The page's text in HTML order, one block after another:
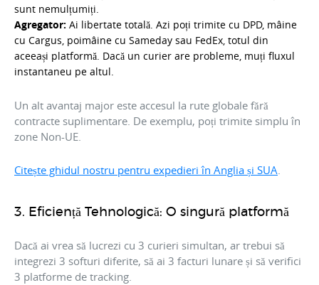
sunt nemulțumiți.
Agregator: Ai libertate totală. Azi poți trimite cu DPD, mâine
cu Cargus, poimâine cu Sameday sau FedEx, totul din
aceeași platformă. Dacă un curier are probleme, muți fluxul
instantaneu pe altul.
Un alt avantaj major este accesul la rute globale fără
contracte suplimentare. De exemplu, poți trimite simplu în
zone Non-UE.
Citește ghidul nostru pentru expedieri în Anglia și SUA.
3. Eficiență Tehnologică: O singură platformă
Dacă ai vrea să lucrezi cu 3 curieri simultan, ar trebui să
integrezi 3 softuri diferite, să ai 3 facturi lunare și să verifici
3 platforme de tracking.